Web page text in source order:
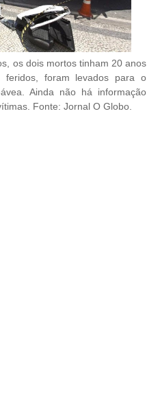
os dois mortos tinham 20 anos
foram levados para o
Ainda não há informação
Fonte: Jornal O Globo.